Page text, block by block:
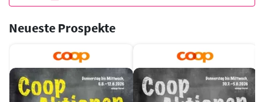
Neueste Prospekte